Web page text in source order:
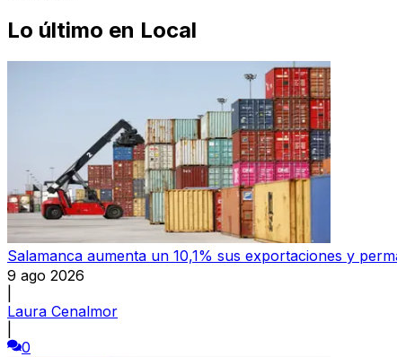
Lo último en Local
Salamanca aumenta un 10,1% sus exportaciones y
9 ago 2026
Laura Cenalmor
0